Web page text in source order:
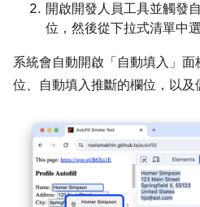
開啟開發人員工具並觸發
位，然後從下拉式清單中選
系統會自動開啟「自動填入」 面
位、自動填入推斷的欄位，以及